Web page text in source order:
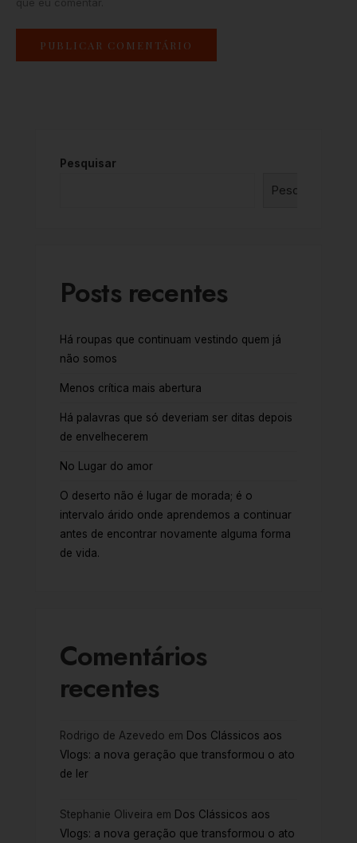
Pesquisar
Pesquisar
Posts recentes
Há roupas que continuam vestindo quem já
não somos
Menos crítica mais abertura
Há palavras que só deveriam ser ditas depois
de envelhecerem
No Lugar do amor
O deserto não é lugar de morada; é o
intervalo árido onde aprendemos a continuar
antes de encontrar novamente alguma forma
de vida.
Comentários
recentes
Rodrigo de Azevedo em Dos Clássicos aos
Vlogs: a nova geração que transformou o ato
de ler
Stephanie Oliveira em Dos Clássicos aos
Vlogs: a nova geração que transformou o ato